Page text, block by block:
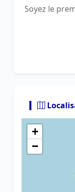
Soyez le
+
−